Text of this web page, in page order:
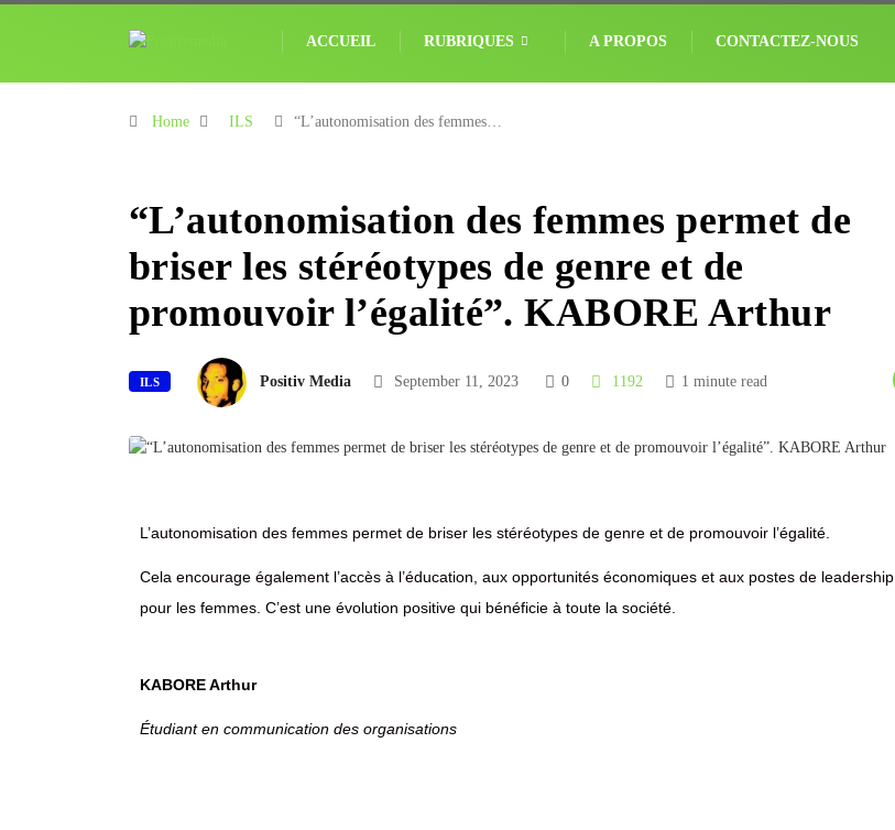
ACCUEIL RUBRIQUES A PROPOS CONTACTEZ-NOUS
Home ILS “L’autonomisation des femmes…
“L’autonomisation des femmes permet de
briser les stéréotypes de genre et de
promouvoir l’égalité”. KABORE Arthur
ILS Positiv Media September 11, 2023 0 1192 1 minute read
L’autonomisation des femmes permet de briser les stéréotypes de genre et de promouvoir l’égalité.
Cela encourage également l’accès à l’éducation, aux opportunités économiques et aux postes de leadership
pour les femmes. C’est une évolution positive qui bénéficie à toute la société.
KABORE Arthur
Étudiant en communication des organisations